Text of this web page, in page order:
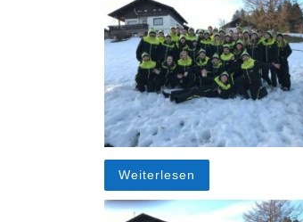
Weiterlesen